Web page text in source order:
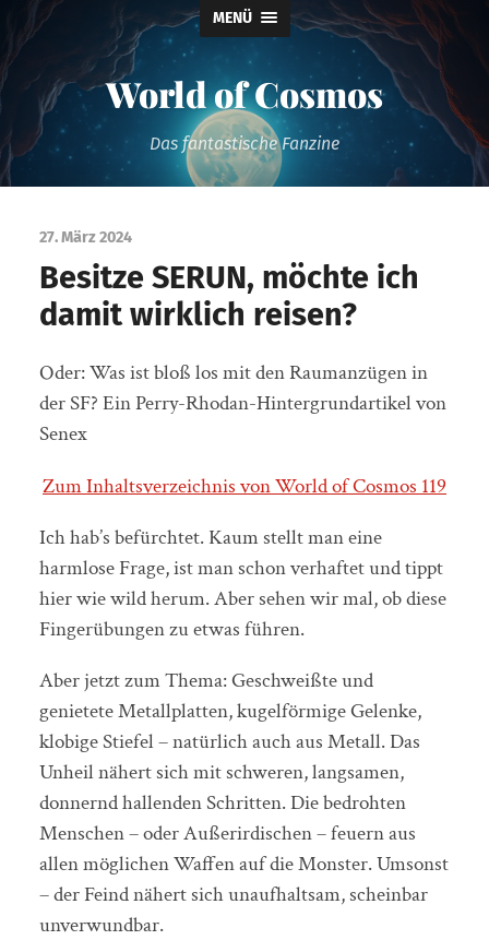
MENÜ
World of Cosmos
Das fantastische Fanzine
27. März 2024
Besitze SERUN, möchte ich
damit wirklich reisen?
Oder: Was ist bloß los mit den Raumanzügen in
der SF? Ein Perry-Rhodan-Hintergrundartikel von
Senex
Zum Inhaltsverzeichnis von World of Cosmos 119
Ich hab’s befürchtet. Kaum stellt man eine
harmlose Frage, ist man schon verhaftet und tippt
hier wie wild herum. Aber sehen wir mal, ob diese
Fingerübungen zu etwas führen.
Aber jetzt zum Thema: Geschweißte und
genietete Metallplatten, kugelförmige Gelenke,
klobige Stiefel – natürlich auch aus Metall. Das
Unheil nähert sich mit schweren, langsamen,
donnernd hallenden Schritten. Die bedrohten
Menschen – oder Außerirdischen – feuern aus
allen möglichen Waffen auf die Monster. Umsonst
– der Feind nähert sich unaufhaltsam, scheinbar
unverwundbar.